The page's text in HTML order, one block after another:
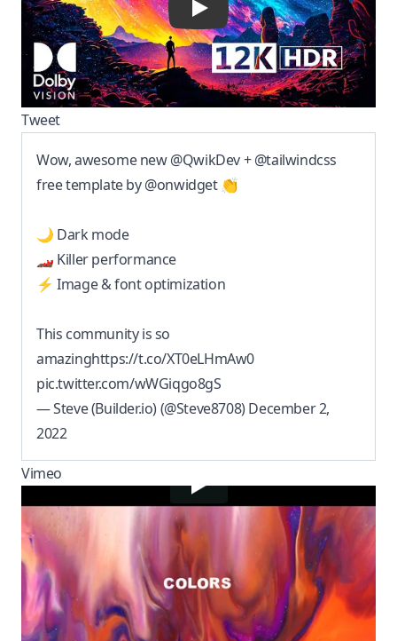
Tweet
Wow, awesome new@QwikDev+@tailwindcss
free template by@onwidget👏
🌙 Dark mode
🏎️ Killer performance
⚡ Image & font optimization
This community is so
amazinghttps://t.co/XT0eLHmAw0
pic.twitter.com/wWGiqgo8gS
— Steve (Builder.io) (@Steve8708)December 2,
2022
Vimeo